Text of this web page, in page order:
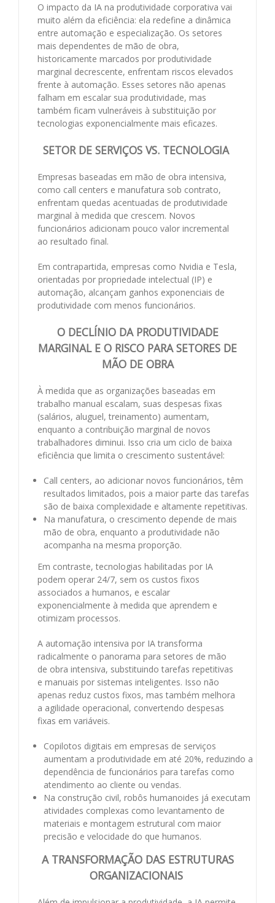
O impacto da IA na produtividade corporativa vai
muito além da eficiência: ela redefine a dinâmica
entre automação e especialização. Os setores
mais dependentes de mão de obra,
historicamente marcados por produtividade
marginal decrescente, enfrentam riscos elevados
frente à automação. Esses setores não apenas
falham em escalar sua produtividade, mas
também ficam vulneráveis à substituição por
tecnologias exponencialmente mais eficazes.
SETOR DE SERVIÇOS VS. TECNOLOGIA
Empresas baseadas em mão de obra intensiva,
como call centers e manufatura sob contrato,
enfrentam quedas acentuadas de produtividade
marginal à medida que crescem. Novos
funcionários adicionam pouco valor incremental
ao resultado final.
Em contrapartida, empresas como Nvidia e Tesla,
orientadas por propriedade intelectual (IP) e
automação, alcançam ganhos exponenciais de
produtividade com menos funcionários.
O DECLÍNIO DA PRODUTIVIDADE
MARGINAL E O RISCO PARA SETORES DE
MÃO DE OBRA
À medida que as organizações baseadas em
trabalho manual escalam, suas despesas fixas
(salários, aluguel, treinamento) aumentam,
enquanto a contribuição marginal de novos
trabalhadores diminui. Isso cria um ciclo de baixa
eficiência que limita o crescimento sustentável:
Call centers, ao adicionar novos funcionários, têm
resultados limitados, pois a maior parte das tarefas
são de baixa complexidade e altamente repetitivas.
Na manufatura, o crescimento depende de mais
mão de obra, enquanto a produtividade não
acompanha na mesma proporção.
Em contraste, tecnologias habilitadas por IA
podem operar 24/7, sem os custos fixos
associados a humanos, e escalar
exponencialmente à medida que aprendem e
otimizam processos.
A automação intensiva por IA transforma
radicalmente o panorama para setores de mão
de obra intensiva, substituindo tarefas repetitivas
e manuais por sistemas inteligentes. Isso não
apenas reduz custos fixos, mas também melhora
a agilidade operacional, convertendo despesas
fixas em variáveis.
Copilotos digitais em empresas de serviços
aumentam a produtividade em até 20%, reduzindo a
dependência de funcionários para tarefas como
atendimento ao cliente ou vendas.
Na construção civil, robôs humanoides já executam
atividades complexas como levantamento de
materiais e montagem estrutural com maior
precisão e velocidade do que humanos.
A TRANSFORMAÇÃO DAS ESTRUTURAS
ORGANIZACIONAIS